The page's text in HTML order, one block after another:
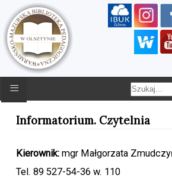
≡
Informatorium. Czytelnia
Kierownik:mgr Małgorzata
Tel. 89 527-54-36 w. 110